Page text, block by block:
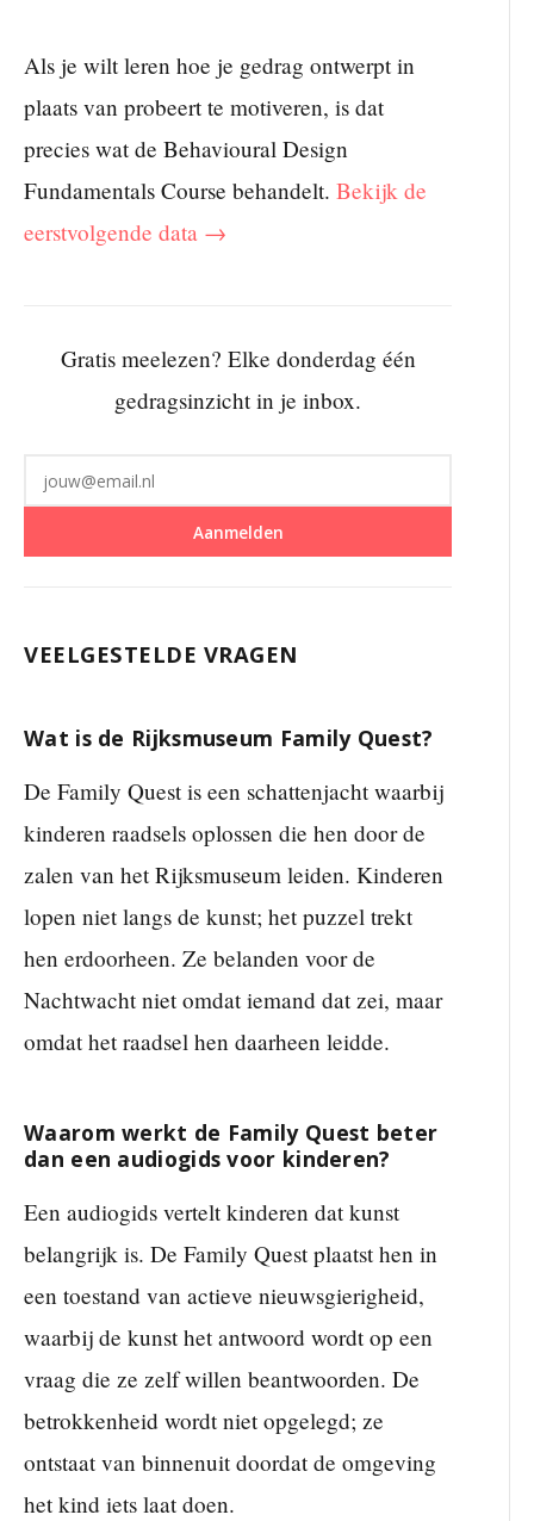
Als je wilt leren hoe je gedrag ontwerpt in
plaats van probeert te motiveren, is dat
precies wat de Behavioural Design
Fundamentals Course behandelt. Bekijk de
eerstvolgende data →
Gratis meelezen? Elke donderdag één
gedragsinzicht in je inbox.
Aanmelden
VEELGESTELDE VRAGEN
Wat is de Rijksmuseum Family Quest?
De Family Quest is een schattenjacht waarbij
kinderen raadsels oplossen die hen door de
zalen van het Rijksmuseum leiden. Kinderen
lopen niet langs de kunst; het puzzel trekt
hen erdoorheen. Ze belanden voor de
Nachtwacht niet omdat iemand dat zei, maar
omdat het raadsel hen daarheen leidde.
Waarom werkt de Family Quest beter
dan een audiogids voor kinderen?
Een audiogids vertelt kinderen dat kunst
belangrijk is. De Family Quest plaatst hen in
een toestand van actieve nieuwsgierigheid,
waarbij de kunst het antwoord wordt op een
vraag die ze zelf willen beantwoorden. De
betrokkenheid wordt niet opgelegd; ze
ontstaat van binnenuit doordat de omgeving
het kind iets laat doen.